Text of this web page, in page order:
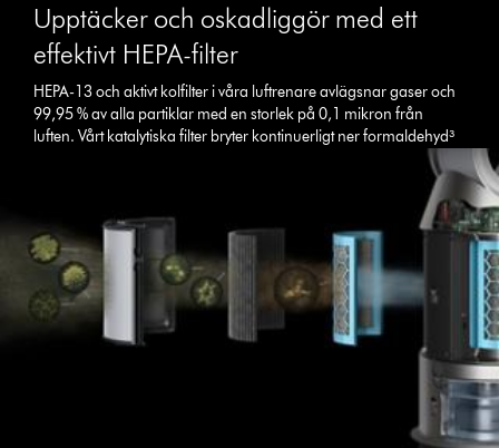
Upptäcker och oskadliggör med ett
effektivt HEPA-filter
HEPA-13 och aktivt kolfilter i våra luftrenare avlägsnar gaser och
99,95 % av alla partiklar med en storlek på 0,1 mikron från
luften. Vårt katalytiska filter bryter kontinuerligt ner formaldehyd³